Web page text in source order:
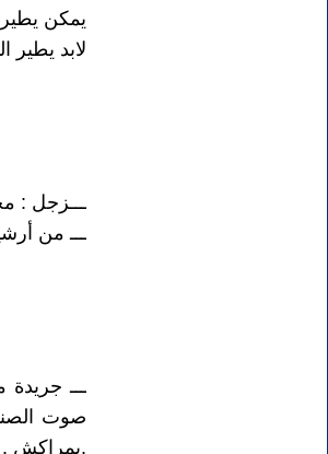
يمكن
لابد يطير
ـــزجل :
ـــ من أرشيف
ـــ
صوت
.بمراكش .